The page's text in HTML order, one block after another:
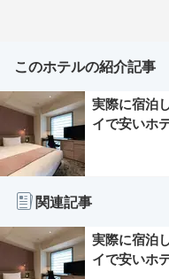
このホテルの紹介記事
実際に宿泊
イで安いホ
関連記事
実際に宿泊
イで安いホ